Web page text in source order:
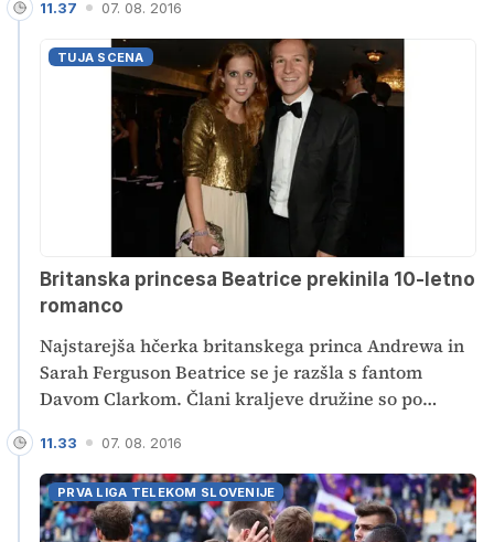
TUJA SCENA
11.37 07. 08. 2016
Britanska princesa Beatrice prekinila 10-letno
romanco
Najstarejša hčerka britanskega princa Andrewa in
Sarah Ferguson Beatrice se je razšla s fantom
Davom Clarkom. Člani kraljeve družine so po
zelo šokirani in žalostni.
PRVA LIGA TELEKOM SLOVENIJE
11.33 07. 08. 2016